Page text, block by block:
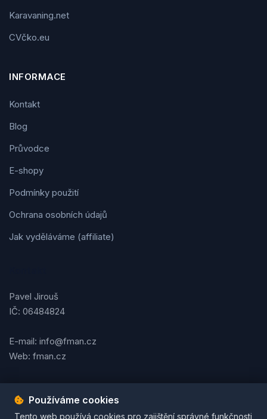
Karavaning.net
CVčko.eu
INFORMACE
Kontakt
Blog
Průvodce
E-shopy
Podmínky použití
Ochrana osobních údajů
Jak vyděláváme (affiliate)
Pavel Jirouš
IČ: 06484824
E-mail: info@fman.cz
Web: fman.cz
Podmínky použitíOchrana osobních údajůCookies
Používáme cookies
Tento web používá cookies pro zajištění správné funkčnosti